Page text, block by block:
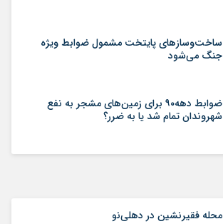
ساخت‌وسازهای پایتخت مشمول ضوابط ویژه
جنگ می‌شود
ضوابط دهه۹۰ برای زمین‌های مشجر به نفع
شهروندان تمام شد یا به ضرر؟
محله فقیرنشین در دهلی‏‌نو